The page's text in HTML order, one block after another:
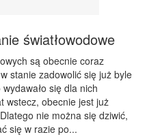
światłowodowe
są obecnie coraz
stanie zadowolić się już byle
się dla nich
wstecz, obecnie jest już
nie można się dziwić,
się w razie po...